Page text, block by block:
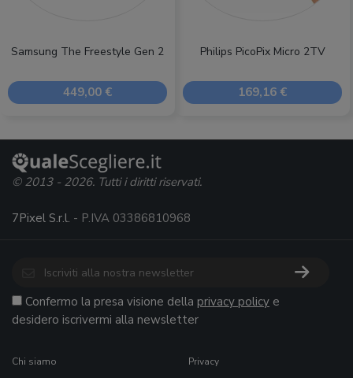
Samsung The Freestyle Gen 2
449,00 €
Philips PicoPix Micro 2TV
169,16 €
© 2013 - 2026. Tutti i diritti riservati.
7Pixel S.r.l. - P.IVA 03386810968
Confermo la presa visione della privacy policy e
desidero iscrivermi alla newsletter
Chi siamo Privacy